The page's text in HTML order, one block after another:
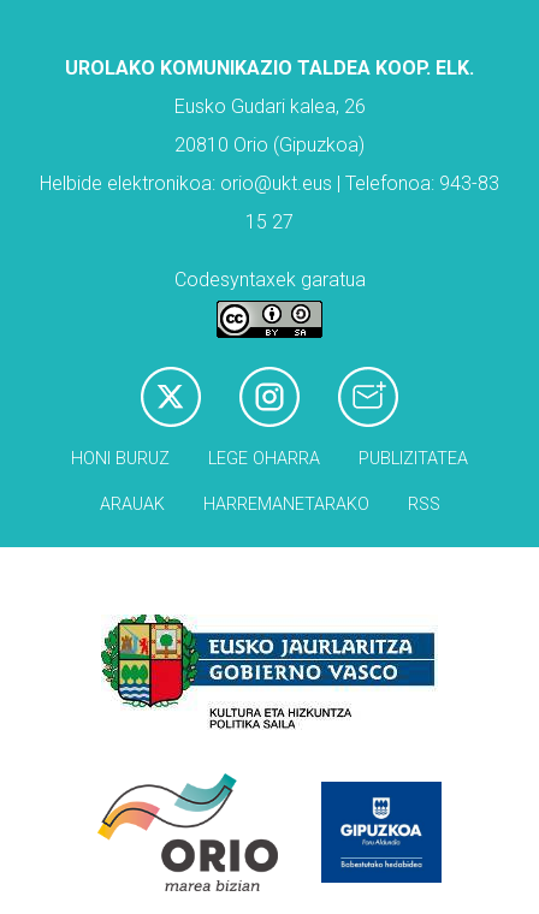
UROLAKO KOMUNIKAZIO TALDEA KOOP. ELK.
Eusko Gudari kalea, 26
20810 Orio (Gipuzkoa)
Helbide elektronikoa: orio@ukt.eus | Telefonoa: 943-83
15 27
Codesyntaxek garatua
HONI BURUZ LEGE OHARRA PUBLIZITATEA
ARAUAK HARREMANETARAKO RSS